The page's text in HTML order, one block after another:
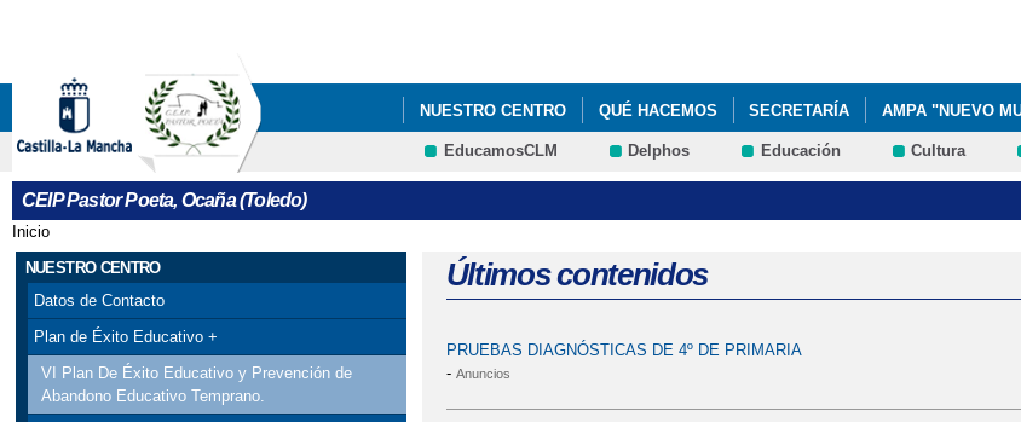
NUESTRO CENTRO QUÉ HACEMOS SECRETARÍA AMPA "NUEVO
INFÓRMATE VIDEO PUERTAS ABIERTAS PERIODO DE ADMISIÓN. TE
EducamosCLM Delphos Educación Cultura
CEIP Pastor Poeta, Ocaña (Toledo)
Se encuentra usted aquí
Inicio
NUESTRO CENTRO
Datos de Contacto
Plan de Éxito Educativo +
VI Plan De Éxito Educativo y Prevención de
Abandono Educativo Temprano.
Últimos contenidos
PRUEBAS DIAGNÓSTICAS DE 4º DE PRIMARIA
- Anuncios